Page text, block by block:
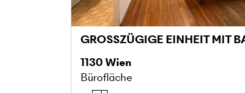
1130Wien
Bürofläche